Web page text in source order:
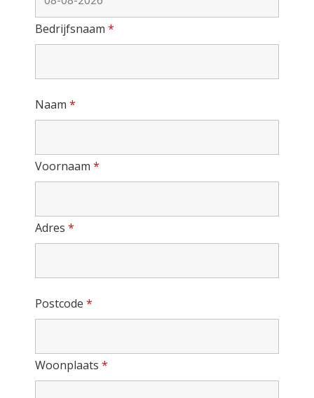
Bedrijfsnaam *
Naam *
Voornaam *
Adres *
Postcode *
Woonplaats *